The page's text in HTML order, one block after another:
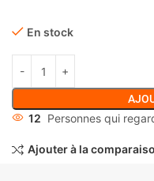
En stock
12 Personnes qui
Ajouter à la